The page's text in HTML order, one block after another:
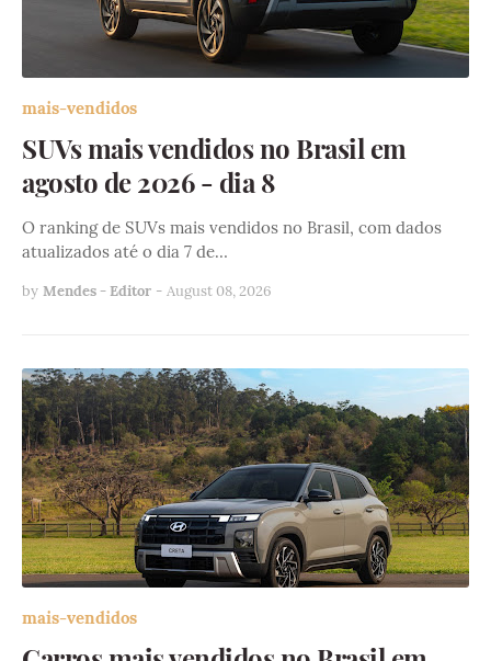
mais-vendidos
SUVs mais vendidos no Brasil em
agosto de 2026 - dia 8
O ranking de SUVs mais vendidos no Brasil, com dados
atualizados até o dia 7 de…
by Mendes - Editor - August 08, 2026
mais-vendidos